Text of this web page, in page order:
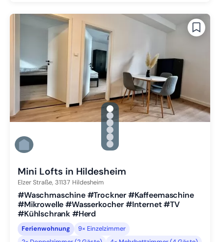
gallery.slide_selector
Zu Slide 1 wechseln
Zu Slide 2 wechseln
Zu Slide 3 wechseln
Zu Slide 4 wechseln
Zu Slide 5 wechseln
Zu Slide 6 wechseln
Mini Lofts in Hildesheim
Elzer Straße, 31137 Hildesheim
#Waschmaschine #Trockner #Kaffeemaschine
#Mikrowelle #Wasserkocher #Internet #TV
#Kühlschrank #Herd
Ferienwohnung
9× Einzelzimmer